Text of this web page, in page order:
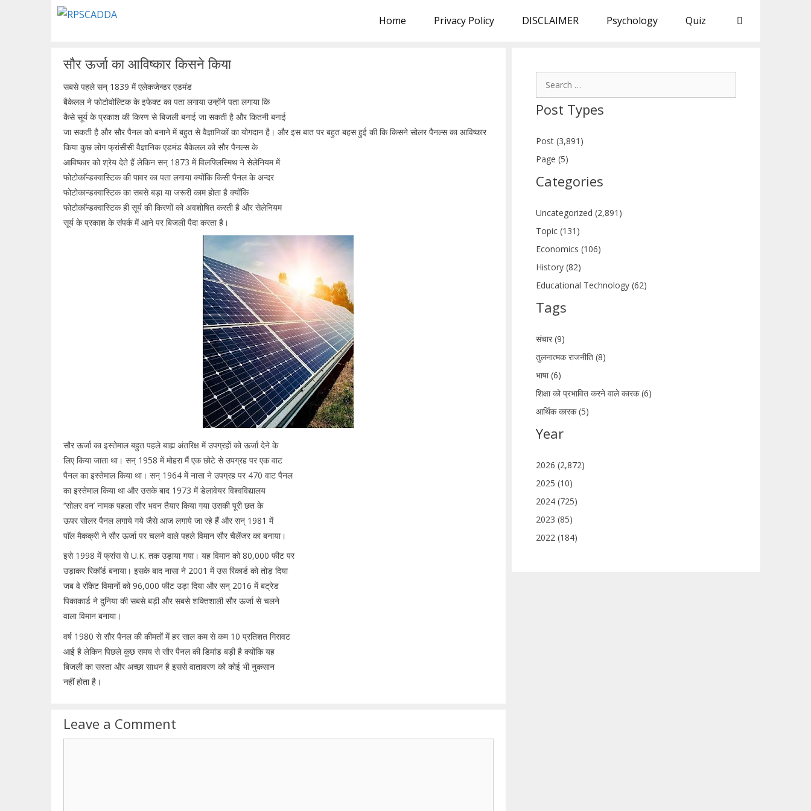
Home Privacy Policy DISCLAIMER Psychology Quiz
सौर ऊर्जा का आविष्कार किसने किया
सबसे पहले सन् 1839 में एलेकजेन्डर एडमंड
बैकेलल ने फोटोवोल्टिक के इफेक्ट का पता लगाया उन्होंने पता लगाया कि
कैसे सूर्य के प्रकाश की किरण से बिजली बनाई जा सकती है और कितनी बनाई
जा सकती है और सौर पैनल को बनाने में बहुत से वैज्ञानिकों का योगदान है। और इस बात पर बहुत बहस हुई की कि किसने सोलर पैनल्स का आविष्कार
किया कुछ लोग फ्रांसीसी वैज्ञानिक एडमंड बैकेलल को सौर पैनल्स के
आविष्कार को श्रेय देते हैं लेकिन सन् 1873 में विलफ्लिस्मिथ ने सेलेनियम में
फोटोकाॅन्डक्वास्टिक की पावर का पता लगाया क्योंकि किसी पैनल के अन्दर
फोटोकान्डक्वास्टिक का सबसे बड़ा या जरूरी काम होता है क्योंकि
फोटोकाॅन्डक्वास्टिक ही सूर्य की किरणों को अवशोषित करती है और सेलेनियम
सूर्य के प्रकाश के संपर्क में आने पर बिजली पैदा करता है।
सौर ऊर्जा का इस्तेमाल बहुत पहले बाह्य अंतरिक्ष में उपग्रहों को ऊर्जा देने के
लिए किया जाता था। सन् 1958 में मोहरा मैं एक छोटे से उपग्रह पर एक वाट
पैनल का इस्तेमाल किया था। सन् 1964 में नासा ने उपग्रह पर 470 वाट पैनल
का इस्तेमाल किया था और उसके बाद 1973 में डेलावेयर विश्वविद्यालय
‘‘सोलर वन’ नामक पहला सौर भवन तैयार किया गया उसकी पूरी छत के
ऊपर सोलर पैनल लगाये गये जैसे आज लगाये जा रहे हैं और सन् 1981 में
पाॅल मैकक्री ने सौर ऊर्जा पर चलने वाले पहले विमान सौर चैलेंजर का बनाया।
इसे 1998 में फ्रांस से U.K. तक उड़ाया गया। यह विमान को 80,000 फीट पर
उड़ाकर रिकाॅर्ड बनाया। इसके बाद नासा ने 2001 में उस रिकार्ड को तोड़ दिया
जब वे राॅकेट विमानों को 96,000 फीट उड़ा दिया और सन् 2016 में बट्रेड
पिकाकार्ड ने दुनिया की सबसे बड़ी और सबसे शक्तिशाली सौर ऊर्जा से चलने
वाला विमान बनाया।
वर्ष 1980 से सौर पैनल की कीमतों में हर साल कम से कम 10 प्रतिशत गिरावट
आई है लेकिन पिछले कुछ समय से सौर पैनल की डिमांड बड़ी है क्योंकि यह
बिजली का सस्ता और अच्छा साधन है इससे वातावरण को कोई भी नुकसान
नहीं होता है।
Leave a Comment
Post Types
Post (3,891)
Page (5)
Categories
Uncategorized (2,891)
Topic (131)
Economics (106)
History (82)
Educational Technology (62)
Tags
संचार (9)
तुलनात्मक राजनीति (8)
भाषा (6)
शिक्षा को प्रभावित करने वाले कारक (6)
आर्थिक कारक (5)
Year
2026 (2,872)
2025 (10)
2024 (725)
2023 (85)
2022 (184)